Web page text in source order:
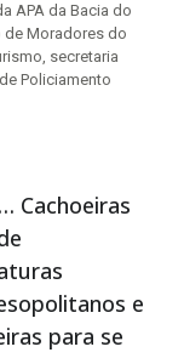
APA da Bacia do
de Moradores do
secretaria
Policiamento
Cachoeiras
e
para se